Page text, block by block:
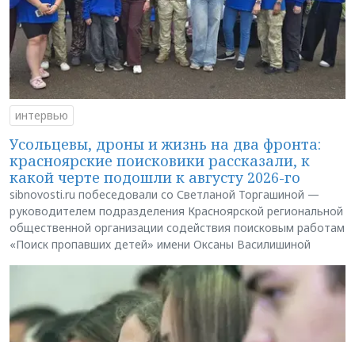
интервью
Усольцевы, дроны и жизнь на два фронта:
красноярские поисковики рассказали, к
какой черте подошли к августу 2026-го
sibnovosti.ru побеседовали со Светланой Торгашиной —
руководителем подразделения Красноярской региональной
общественной организации содействия поисковым работам
«Поиск пропавших детей» имени Оксаны Василишиной